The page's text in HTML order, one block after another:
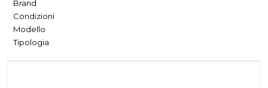
Brand
Condizioni
Modello
Tipologia